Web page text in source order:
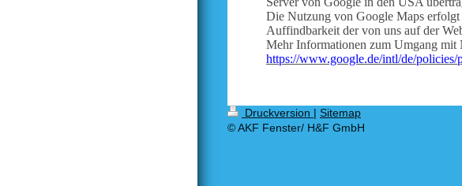
Die Nutzung von Google Maps erfolgt
Auffindbarkeit der von uns auf der
Mehr Informationen zum Umgang mit
https://www.google.de/intl/de/policies/
Druckversion | Sitemap
© AKF Fenster/ H&F GmbH